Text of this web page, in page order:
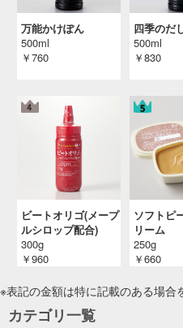
超かんた
ベストオ
様
投稿日：
ベストオ
美様
投稿日：
お吸い物
ベストオ
投稿日：
パワーア
ベストオ
様
投稿日：
万能かけぽん
500ml
￥760
四季のだ
500ml
￥830
ビートオリゴ(メープ
ルシロップ配合)
300g
￥960
ソフトピ
リーム
250g
￥660
※表記の金額は特に記載のある場合
カテゴリ一覧